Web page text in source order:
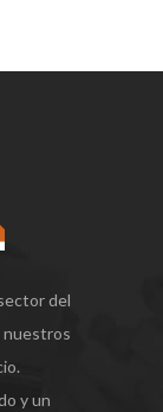
del
nuestros
y un